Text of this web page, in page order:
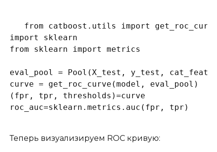
from catboost.utils import
import sklearn
from sklearn import metrics
eval_pool = Pool(X_test, y_test,
curve = get_roc_curve(model, eval_pool)
(fpr, tpr, thresholds)=curve
roc_auc=sklearn.metrics.auc(fpr, tpr)
Теперь визуализируем ROC кривую: